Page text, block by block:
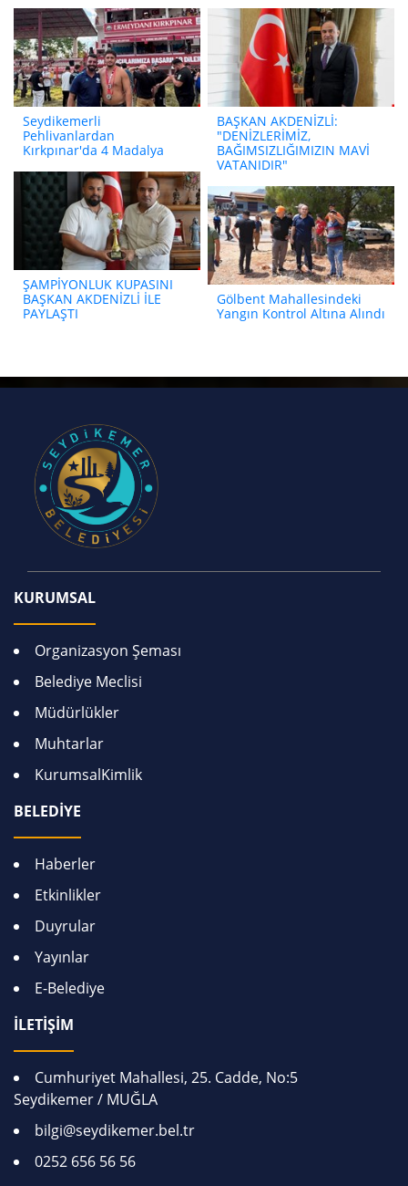
Seydikemerli
Pehlivanlardan
Kırkpınar'da 4 Madalya
BAŞKAN AKDENİZLİ:
"DENİZLERİMİZ,
BAĞIMSIZLIĞIMIZIN MAVİ
VATANIDIR"
ŞAMPİYONLUK KUPASINI
BAŞKAN AKDENİZLİ İLE
PAYLAŞTI
Gölbent Mahallesindeki
Yangın Kontrol Altına Alındı
KURUMSAL
Organizasyon Şeması
Belediye Meclisi
Müdürlükler
Muhtarlar
KurumsalKimlik
BELEDİYE
Haberler
Etkinlikler
Duyrular
Yayınlar
E-Belediye
İLETİŞİM
Cumhuriyet Mahallesi, 25. Cadde, No:5
Seydikemer / MUĞLA
bilgi@seydikemer.bel.tr
0252 656 56 56